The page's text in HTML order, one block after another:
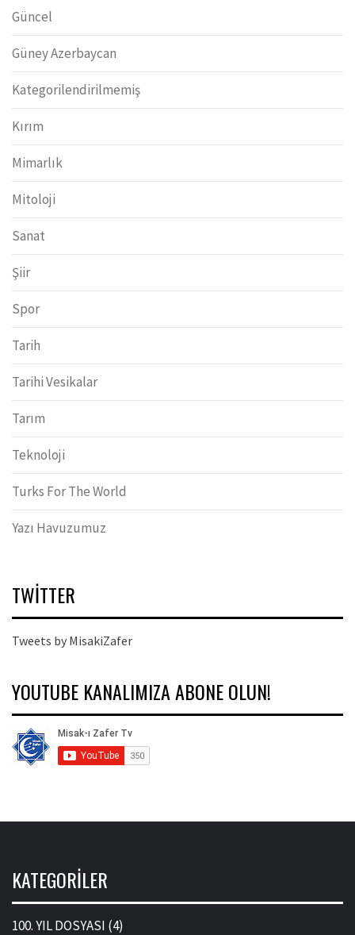
Güncel
Güney Azerbaycan
Kategorilendirilmemiş
Kırım
Mimarlık
Mitoloji
Sanat
Şiir
Spor
Tarih
Tarihi Vesikalar
Tarım
Teknoloji
Turks For The World
Yazı Havuzumuz
TWITTER
Tweets by MisakiZafer
YOUTUBE KANALIMIZA ABONE OLUN!
KATEGORILER
100. YIL DOSYASI (4)